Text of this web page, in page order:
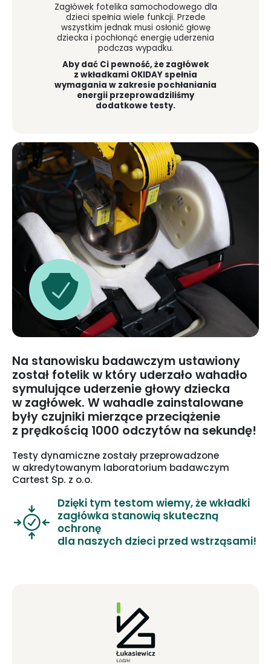
Zagłówek fotelika samochodowego dla
dzieci spełnia wiele funkcji. Przede
wszystkim jednak musi osłonić głowę
dziecka i pochłonąć energię uderzenia
podczas wypadku.
Aby dać Ci pewność, że zagłówek
z wkładkami OKIDAY spełnia
wymagania w zakresie pochłaniania
energii przeprowadziliśmy
dodatkowe testy.
Na stanowisku badawczym ustawiony
został fotelik w który uderzało wahadło
symulujące uderzenie głowy dziecka
w zagłówek. W wahadle zainstalowane
były czujniki mierzące przeciążenie
z prędkością 1000 odczytów na sekundę!
Testy dynamiczne zostały przeprowadzone
w akredytowanym laboratorium badawczym
Cartest Sp. z o.o.
Dzięki tym testom wiemy, że wkładki
zagłówka stanowią skuteczną
ochronę
dla naszych dzieci przed wstrząsami!